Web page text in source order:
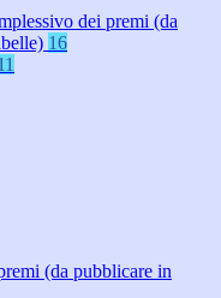
dei premi (da
16
(da pubblicare in